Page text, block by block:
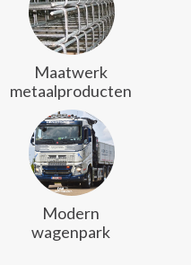
Maatwerk
metaalproducten
Modern
wagenpark